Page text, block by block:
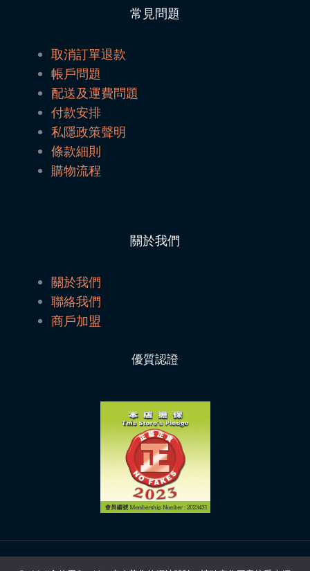
常見問題
取消訂單退款
帳戶問題
配送及運費問題
付款安排
私隱政策聲明
條款細則
購物流程
關於我們
關於我們
聯絡我們
商戶加盟
優質認證